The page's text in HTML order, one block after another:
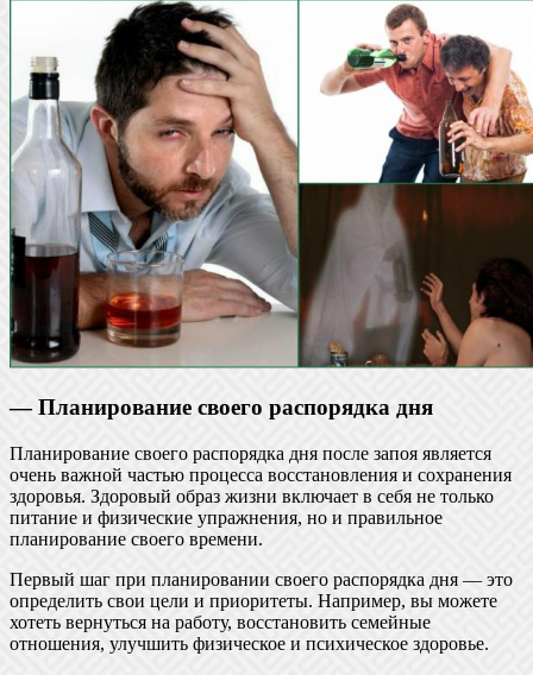
— Планирование своего распорядка дня
Планирование своего распорядка дня после запоя является
очень важной частью процесса восстановления и сохранения
здоровья. Здоровый образ жизни включает в себя не только
питание и физические упражнения, но и правильное
планирование своего времени.
Первый шаг при планировании своего распорядка дня — это
определить свои цели и приоритеты. Например, вы можете
хотеть вернуться на работу, восстановить семейные
отношения, улучшить физическое и психическое здоровье.